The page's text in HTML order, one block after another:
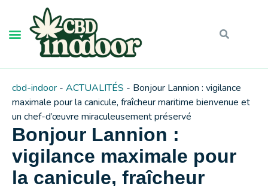
cbd-indoor - ACTUALITÉS - Bonjour Lannion : vigilance
maximale pour la canicule, fraîcheur maritime bienvenue et
un chef-d’œuvre miraculeusement préservé
Bonjour Lannion :
vigilance maximale pour
la canicule, fraîcheur